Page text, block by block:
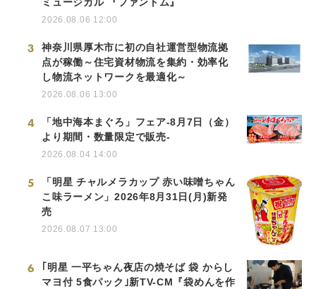
2026.08.06 12:00
3
神奈川県厚木市に初の自社運営型物流拠
点が稼働～住宅資材物流を集約・効率化
し物流ネットワークを最適化～
2026.08.06 13:00
4
「地中海本まぐろ」フェア-8月7日（金）
より期間・数量限定で販売-
2026.08.04 14:00
5
「明星 チャルメラカップ 赤い味噌ちゃん
こ味ラーメン」2026年8月31日(月)新発
売
2026.08.07 13:00
6
｢明星 一平ちゃん夜店の焼そば 袋 からし
マヨ付 5食パック｣新TV-CM『袋めんを作